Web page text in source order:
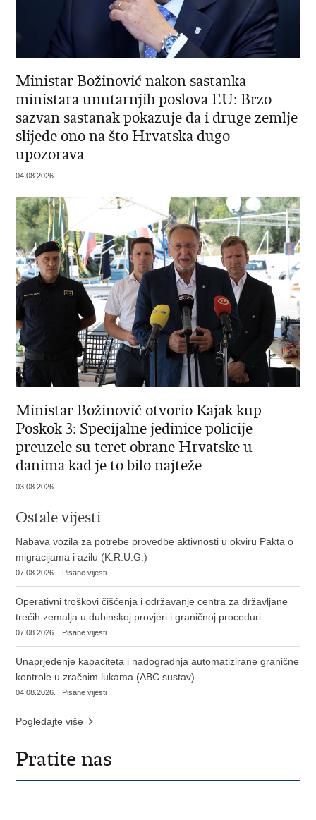
Ministar Božinović nakon sastanka
ministara unutarnjih poslova EU: Brzo
sazvan sastanak pokazuje da i druge zemlje
slijede ono na što Hrvatska dugo
upozorava
04.08.2026.
Ministar Božinović otvorio Kajak kup
Poskok 3: Specijalne jedinice policije
preuzele su teret obrane Hrvatske u
danima kad je to bilo najteže
03.08.2026.
Ostale vijesti
Nabava vozila za potrebe provedbe aktivnosti u okviru Pakta o
migracijama i azilu (K.R.U.G.)
07.08.2026. | Pisane vijesti
Operativni troškovi čišćenja i održavanje centra za državljane
trećih zemalja u dubinskoj provjeri i graničnoj proceduri
07.08.2026. | Pisane vijesti
Unaprjeđenje kapaciteta i nadogradnja automatizirane granične
kontrole u zračnim lukama (ABC sustav)
04.08.2026. | Pisane vijesti
Pogledajte više
Pratite nas